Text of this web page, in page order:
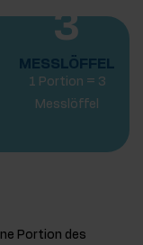
3
MESSLÖFFEL
1 Portion = 3
Messlöffel
Portion des